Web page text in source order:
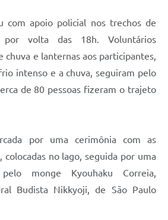
com apoio policial nos trechos de
volta das 18h. Voluntários
chuva e lanternas aos participantes,
intenso e a chuva, seguiram pelo
de 80 pessoas fizeram o trajeto
por uma cerimônia com as
no lago, seguida por uma
monge Kyouhaku Correia,
Budista Nikkyoji, de São Paulo